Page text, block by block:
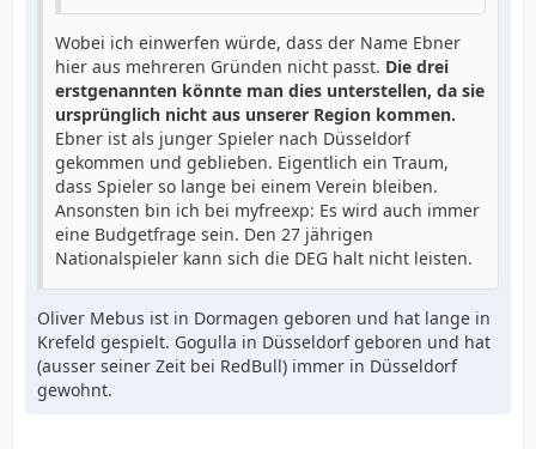
Wobei ich einwerfen würde, dass der Name Ebner
hier aus mehreren Gründen nicht passt. Die drei
erstgenannten könnte man dies unterstellen, da sie
ursprünglich nicht aus unserer Region kommen.
Ebner ist als junger Spieler nach Düsseldorf
gekommen und geblieben. Eigentlich ein Traum,
dass Spieler so lange bei einem Verein bleiben.
Ansonsten bin ich bei myfreexp: Es wird auch immer
eine Budgetfrage sein. Den 27 jährigen
Nationalspieler kann sich die DEG halt nicht leisten.
Oliver Mebus ist in Dormagen geboren und hat lange in
Krefeld gespielt. Gogulla in Düsseldorf geboren und hat
(ausser seiner Zeit bei RedBull) immer in Düsseldorf
gewohnt.